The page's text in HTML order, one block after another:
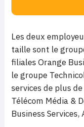
Les deux
taille sont le
filiales Orange
le groupe
services de plus
Télécom Média &
Business